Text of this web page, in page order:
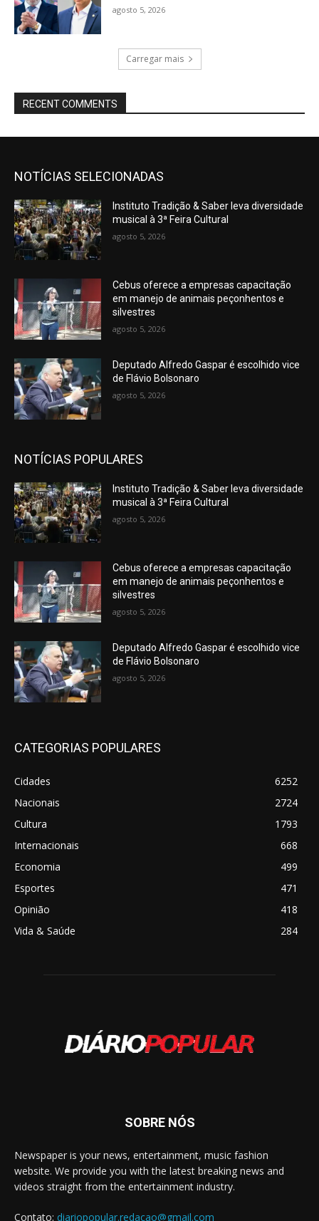
agosto 5, 2026
Carregar mais
RECENT COMMENTS
NOTÍCIAS SELECIONADAS
Instituto Tradição & Saber leva diversidade
musical à 3ª Feira Cultural
agosto 5, 2026
Cebus oferece a empresas capacitação
em manejo de animais peçonhentos e
silvestres
agosto 5, 2026
Deputado Alfredo Gaspar é escolhido vice
de Flávio Bolsonaro
agosto 5, 2026
NOTÍCIAS POPULARES
Instituto Tradição & Saber leva diversidade
musical à 3ª Feira Cultural
agosto 5, 2026
Cebus oferece a empresas capacitação
em manejo de animais peçonhentos e
silvestres
agosto 5, 2026
Deputado Alfredo Gaspar é escolhido vice
de Flávio Bolsonaro
agosto 5, 2026
CATEGORIAS POPULARES
Cidades
6252
Nacionais
2724
Cultura
1793
Internacionais
668
Economia
499
Esportes
471
Opinião
418
Vida & Saúde
284
SOBRE NÓS
Newspaper is your news, entertainment, music fashion
website. We provide you with the latest breaking news and
videos straight from the entertainment industry.
Contato: diariopopular.redacao@gmail.com